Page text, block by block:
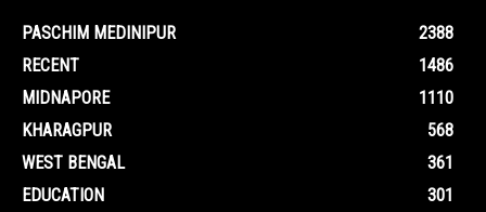
PASCHIM MEDINIPUR
2388
RECENT
1486
MIDNAPORE
1110
KHARAGPUR
568
WEST BENGAL
361
EDUCATION
301